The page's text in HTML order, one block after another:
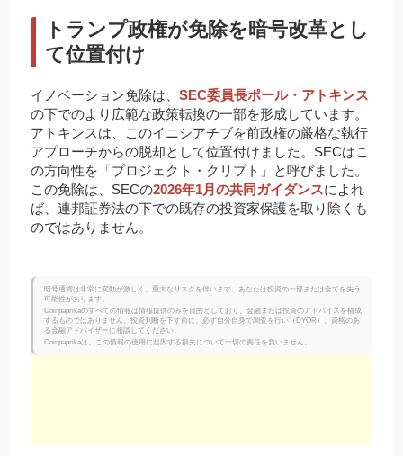
トランプ政権が免除を暗号改革とし
て位置付け
イノベーション免除は、 SEC委員長ポール・アトキンス
の下でのより広範な政策転換の一部を形成しています。
アトキンスは、このイニシアチブを前政権の厳格な執行
アプローチからの脱却として位置付けました。SECはこ
の方向性を「プロジェクト・クリプト」と呼びました。
この免除は、SECの2026年1月の共同ガイダンスによれ
ば、連邦証券法の下での既存の投資家保護を取り除くも
のではありません。
暗号通貨は非常に変動が激しく、重大なリスクを伴います。あなたは投資の一部または全てを失う
可能性があります。
Coinpaprikaのすべての情報は情報提供のみを目的としており、金融または投資のアドバイスを構成
するものではありません。投資判断を下す前に、必ず自分自身で調査を行い（DYOR）、資格のあ
る金融アドバイザーに相談してください。
Coinpaprikaは、この情報の使用に起因する損失について一切の責任を負いません。